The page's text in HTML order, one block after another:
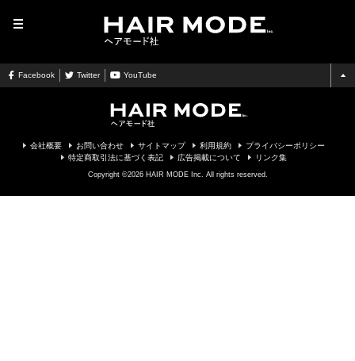
Facebook Twitter YouTube
会社概要 お問い合わせ サイトマップ 利用規約
プライバシーポリシー
特定商取引法に基づく表記
広告掲載について リンク集
Copyright ©2026 HAIR MODE Inc. All rights reserved.